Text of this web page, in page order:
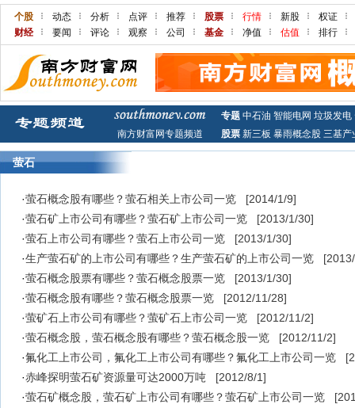
个股 动态 分析 点评 推荐 股票 行情 新股
权证
财经
要闻 评论 观察 公司 基金 净值 估值 排行
专题 中石油 智能电网 垃圾发电
南方财富网专题频道
股票 新三板 暴雨概念股 三基产
萤石
·萤石概念股有哪些？萤石相关上市公司一览
[2014/1/9]
·萤石矿上市公司有哪些？萤石矿上市公司一览
[2013/1/30]
·萤石上市公司有哪些？萤石上市公司一览
[2013/1/30]
·生产萤石矿的上市公司有哪些？生产萤石矿的上市公司一览
·萤石概念股票有哪些？萤石概念股票一览
[2013/1/30]
·萤石概念股有哪些？萤石概念股票一览
[2012/11/28]
·萤矿石上市公司有哪些？萤矿石上市公司一览
[2012/11/2]
·萤石概念股，萤石概念股有哪些？萤石概念股一览
[2012/11/2]
·氟化工上市公司，氟化工上市公司有哪些？氟化工上市公司一览
·赤峰探明萤石矿资源量可达2000万吨
[2012/8/1]
·萤石矿概念股，萤石矿上市公司有哪些？萤石矿上市公司一览